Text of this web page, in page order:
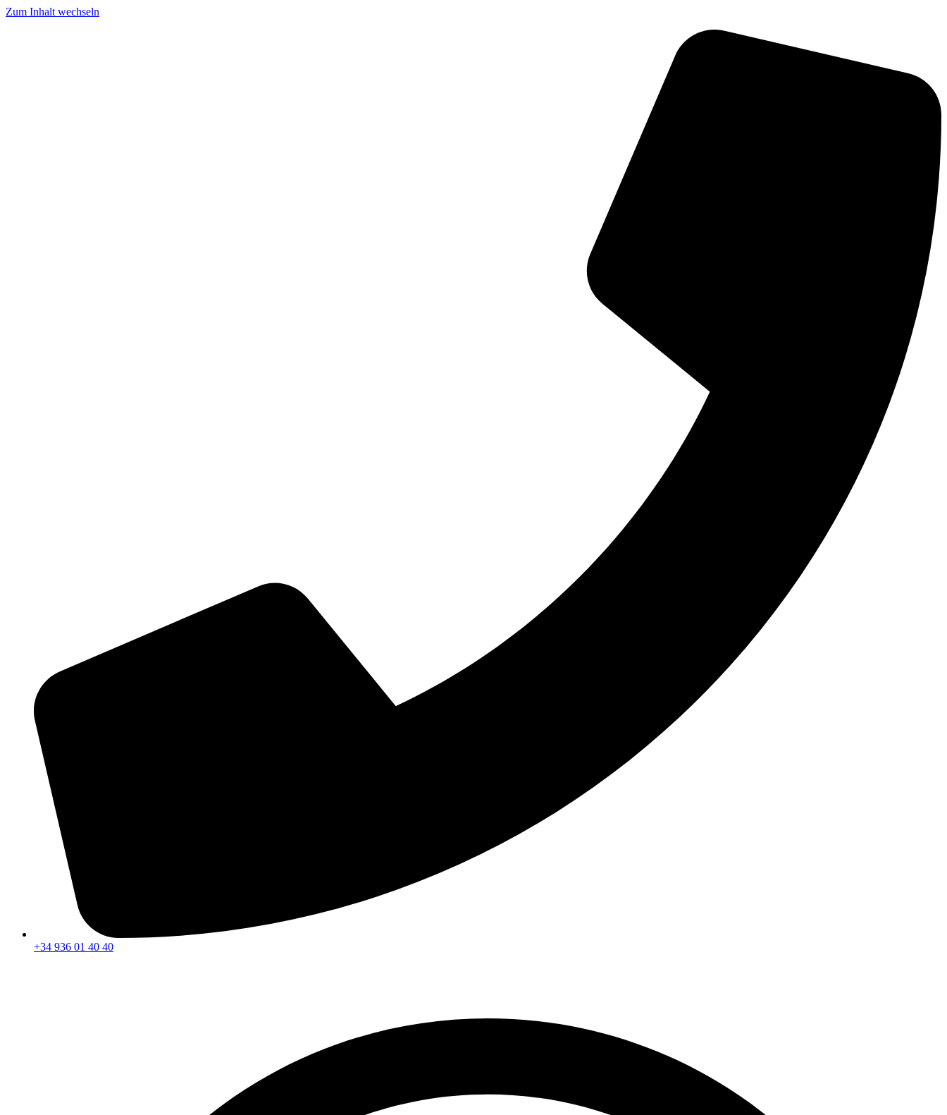
Zum Inhalt wechseln
+34 936 01 40 40